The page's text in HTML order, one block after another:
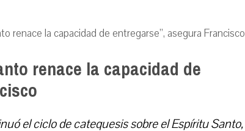
renace la capacidad de entregarse”, asegura Francisco
renace la capacidad de
el ciclo de catequesis sobre el Espíritu Santo,